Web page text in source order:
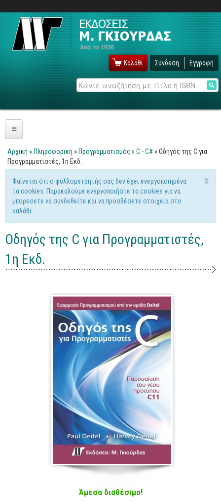
Καλάθι Σύνδεση Εγγραφή
Αναζήτηση
Πληροφορική
Λειτουργικά
Windows
Linux
Unix
Microsoft Office
Office
Πρόσβαση
Προγραμματισμός
Visual Basic
C++, Visual C++
Cobol - Assembly - Fortran
Βάσεις Δεδομένων
Είστε εδώ
Αρχική » Πληροφορική » Προγραμματισμός »C - C# » Οδηγός της C για
Προγραμματιστές, 1η Εκδ.
x
Μήνυμα προειδοποίησης
Φαίνεται ότι ο φυλλομετρητής σας δεν έχει ενεργοποιημένα
τα cookies. Παρακαλούμε ενεργοποιήστε τα cookies για να
μπορέσετε να συνδεθείτε και να προσθέσετε στοιχεία στο
καλάθι.
Οδηγός της C για Προγραμματιστές,
1η Εκδ.
Άμεσα διαθέσιμο!